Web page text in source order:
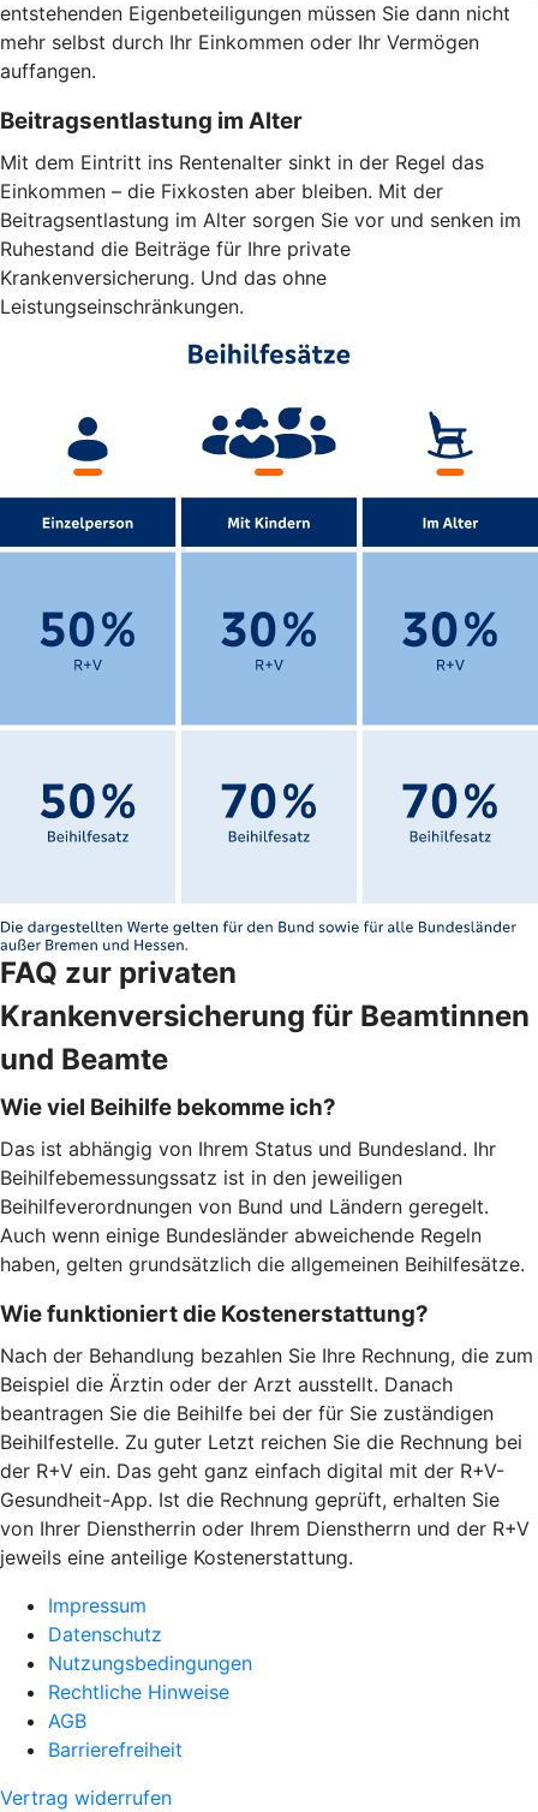
entstehenden Eigenbeteiligungen müssen Sie dann nicht
mehr selbst durch Ihr Einkommen oder Ihr Vermögen
auffangen.
Beitragsentlastung im Alter
Mit dem Eintritt ins Rentenalter sinkt in der Regel das
Einkommen – die Fixkosten aber bleiben. Mit der
Beitragsentlastung im Alter sorgen Sie vor und senken im
Ruhestand die Beiträge für Ihre private
Krankenversicherung. Und das ohne
Leistungseinschränkungen.
FAQ zur privaten
Krankenversicherung für Beamtinnen
und Beamte
Wie viel Beihilfe bekomme ich?
Das ist abhängig von Ihrem Status und Bundesland. Ihr
Beihilfebemessungssatz ist in den jeweiligen
Beihilfeverordnungen von Bund und Ländern geregelt.
Auch wenn einige Bundesländer abweichende Regeln
haben, gelten grundsätzlich die allgemeinen Beihilfesätze.
Wie funktioniert die Kostenerstattung?
Nach der Behandlung bezahlen Sie Ihre Rechnung, die zum
Beispiel die Ärztin oder der Arzt ausstellt. Danach
beantragen Sie die Beihilfe bei der für Sie zuständigen
Beihilfestelle. Zu guter Letzt reichen Sie die Rechnung bei
der R+V ein. Das geht ganz einfach digital mit der R+V-
Gesundheit-App. Ist die Rechnung geprüft, erhalten Sie
von Ihrer Dienstherrin oder Ihrem Dienstherrn und der R+V
jeweils eine anteilige Kostenerstattung.
Impressum
Datenschutz
Nutzungsbedingungen
Rechtliche Hinweise
AGB
Barrierefreiheit
Vertrag widerrufen